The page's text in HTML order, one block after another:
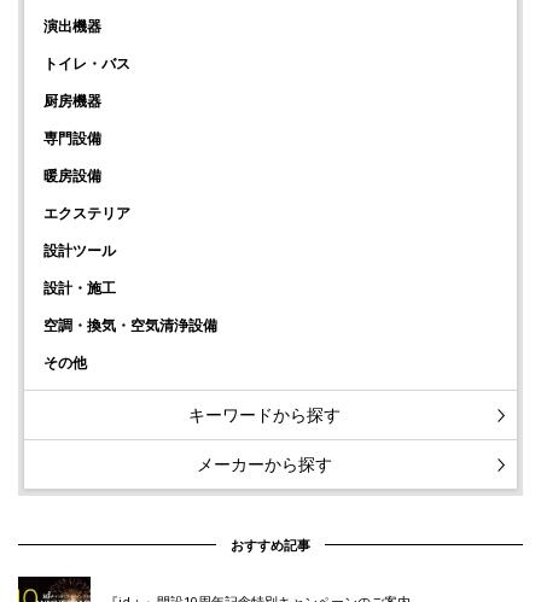
演出機器
トイレ・バス
厨房機器
専門設備
暖房設備
エクステリア
設計ツール
設計・施工
空調・換気・空気清浄設備
その他
キーワードから探す
メーカーから探す
おすすめ記事